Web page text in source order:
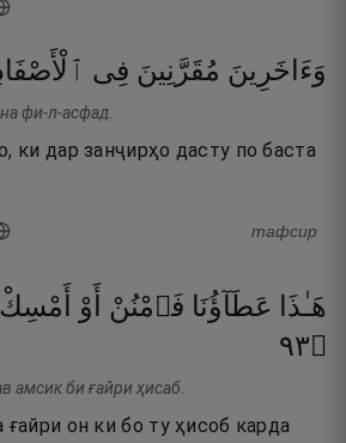
وَءَاخَرِينَ مُقَرَّنِينَ فِى
фи-л-асфад.
ки дар занҷирҳо дасту по баста
тафсир
هَـٰذَا عَطَآؤُنَا فَٱمْنُنْ أَوْ أَمْسِكْ
۝٣٩
амсик би ғайри ҳисаб.
он ки бо ту ҳисоб карда